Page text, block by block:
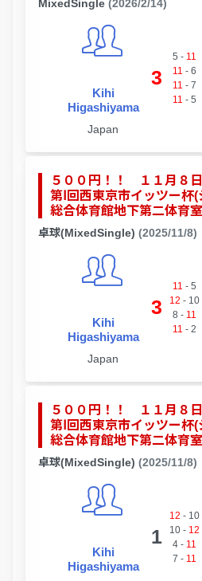
MixedSingle (2026/2/14)
Kihi
Higashiyama
Japan
3
5 - 11
11 - 6
11 - 7
11 - 5
５００円！！ １１月８日
第Ⅰ回西東京市イッツー杯
総合体育館地下第二体育
卓球(MixedSingle) (2025/11/8)
Kihi
Higashiyama
Japan
3
11 - 5
12 - 10
8 - 11
11 - 2
５００円！！ １１月８日
第Ⅰ回西東京市イッツー杯
総合体育館地下第二体育
卓球(MixedSingle) (2025/11/8)
Kihi
Higashiyama
1
12 - 10
10- 12
4- 11
7 - 11